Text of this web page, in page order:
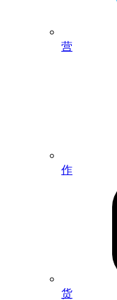
营
作
货